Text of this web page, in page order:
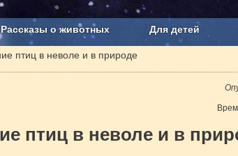
Рассказы о животных Для детей
О проекте
птиц в неволе и в природе
птиц в неволе и в